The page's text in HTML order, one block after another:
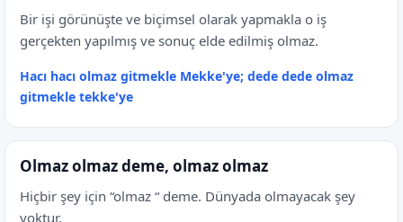
Bir işi görünüşte ve biçimsel olarak yapmakla o iş
gerçekten yapılmış ve sonuç elde edilmiş olmaz.
Hacı hacı olmaz gitmekle Mekke'ye; dede dede olmaz
gitmekle tekke'ye
Olmaz olmaz deme, olmaz olmaz
Hiçbir şey için “olmaz “ deme. Dünyada olmayacak şey
yoktur.